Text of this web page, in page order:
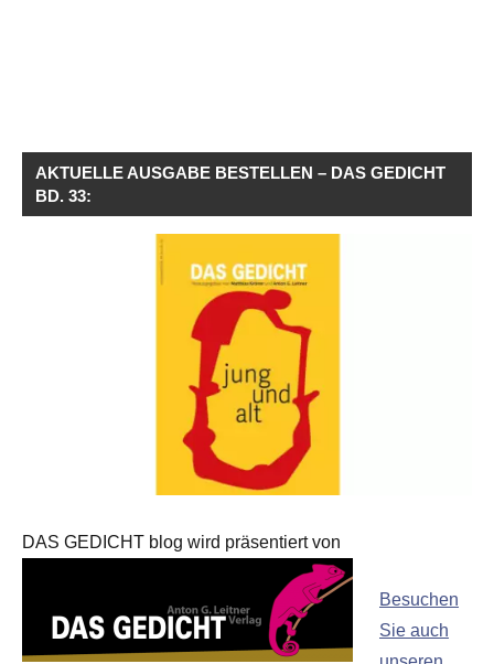
AKTUELLE AUSGABE BESTELLEN – DAS GEDICHT
BD. 33:
DAS GEDICHT blog wird präsentiert von
Besuchen
Sie auch